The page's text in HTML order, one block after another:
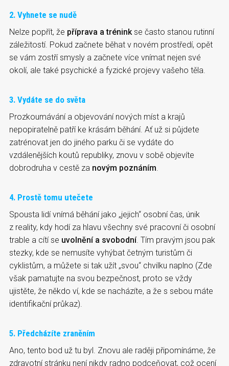
2. Vyhnete se nudě
Nelze popřít, že příprava a trénink se často stanou rutinní
záležitostí. Pokud začnete běhat v novém prostředí, opět
se vám zostří smysly a začnete více vnímat nejen své
okolí, ale také psychické a fyzické projevy vašeho těla.
3. Vydáte se do světa
Prozkoumávání a objevování nových míst a krajů
nepopiratelně patří ke krásám běhání. Ať už si půjdete
zatrénovat jen do jiného parku či se vydáte do
vzdálenějších koutů republiky, znovu v sobě objevíte
dobrodruha v cestě za novým poznáním
4. Prostě tomu utečete
Spousta lidí vnímá běhání jako „jejich“ osobní čas, únik
z reality, kdy hodí za hlavu všechny své pracovní či osobní
trable a cítí se uvolnění a svobodní. Tím pravým jsou pak
stezky, kde se nemusíte vyhýbat četným turistům či
cyklistům, a můžete si tak užít „svou“ chvilku naplno (Zde
však pamatujte na svou bezpečnost, proto se vždy
ujistěte, že někdo ví, kde se nacházíte, a že s sebou máte
identifikační průkaz).
5. Předcházíte zraněním
Ano, tento bod už tu byl. Znovu ale raději připomínáme, že
zdravotní stránku není nikdy radno podceňovat, což ocení